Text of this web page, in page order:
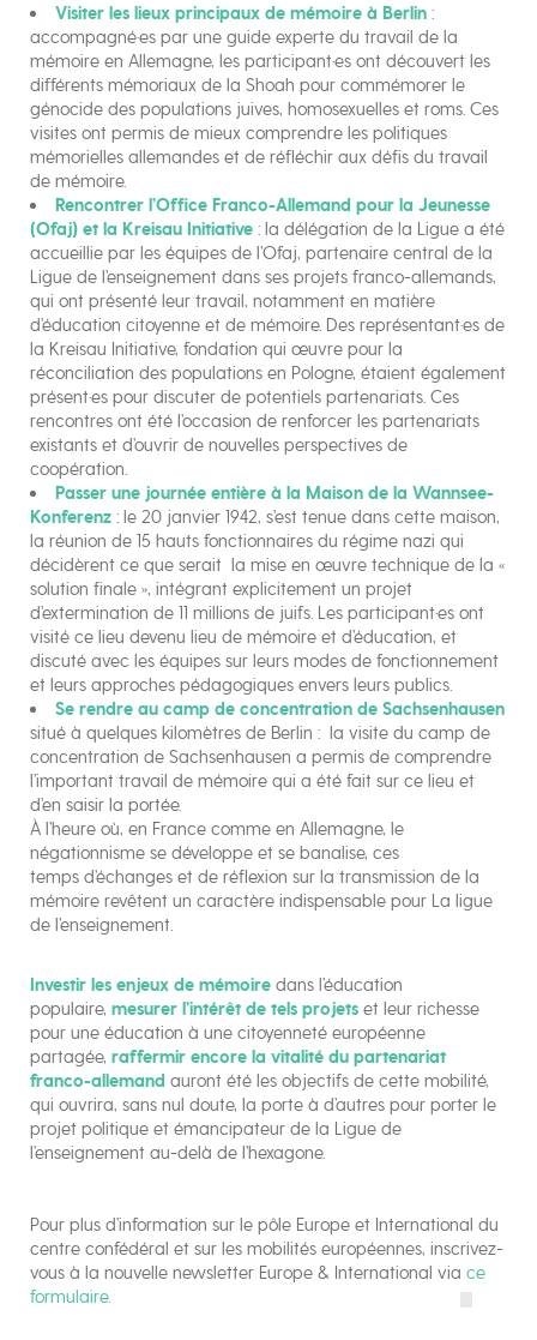
Visiter les lieux principaux de mémoire à Berlin :
accompagné·es par une guide experte du travail de la
mémoire en Allemagne, les participant·es ont découvert les
différents mémoriaux de la Shoah pour commémorer le
génocide des populations juives, homosexuelles et roms. Ces
visites ont permis de mieux comprendre les politiques
mémorielles allemandes et de réfléchir aux défis du travail
de mémoire.
Rencontrer l’Office Franco-Allemand pour la Jeunesse
(Ofaj) et la Kreisau Initiative : la délégation de la Ligue a été
accueillie par les équipes de l’Ofaj, partenaire central de la
Ligue de l’enseignement dans ses projets franco-allemands,
qui ont présenté leur travail, notamment en matière
d’éducation citoyenne et de mémoire. Des représentant·es de
la Kreisau Initiative, fondation qui œuvre pour la
réconciliation des populations en Pologne, étaient également
présent·es pour discuter de potentiels partenariats. Ces
rencontres ont été l’occasion de renforcer les partenariats
existants et d’ouvrir de nouvelles perspectives de
coopération.
Passer une journée entière à la Maison de la Wannsee-
Konferenz : le 20 janvier 1942, s’est tenue dans cette maison,
la réunion de 15 hauts fonctionnaires du régime nazi qui
décidèrent ce que serait la mise en œuvre technique de la «
solution finale », intégrant explicitement un projet
d’extermination de 11 millions de juifs. Les participant·es ont
visité ce lieu devenu lieu de mémoire et d’éducation, et
discuté avec les équipes sur leurs modes de fonctionnement
et leurs approches pédagogiques envers leurs publics.
Se rendre au camp de concentration de Sachsenhausen
situé à quelques kilomètres de Berlin : la visite du camp de
concentration de Sachsenhausen a permis de comprendre
l’important travail de mémoire qui a été fait sur ce lieu et
d’en saisir la portée.
À l’heure où, en France comme en Allemagne, le
négationnisme se développe et se banalise, ces
temps d’échanges et de réflexion sur la transmission de la
mémoire revêtent un caractère indispensable pour La ligue
de l’enseignement.
Investir les enjeux de mémoire dans l’éducation
populaire, mesurer l’intérêt de tels projets et leur richesse
pour une éducation à une citoyenneté européenne
partagée, raffermir encore la vitalité du partenariat
franco-allemand auront été les objectifs de cette mobilité,
qui ouvrira, sans nul doute, la porte à d’autres pour porter le
projet politique et émancipateur de la Ligue de
l’enseignement au-delà de l’hexagone.
Pour plus d’information sur le pôle Europe et International du
centre confédéral et sur les mobilités européennes, inscrivez-
vous à la nouvelle newsletter Europe & International via ce
formulaire.